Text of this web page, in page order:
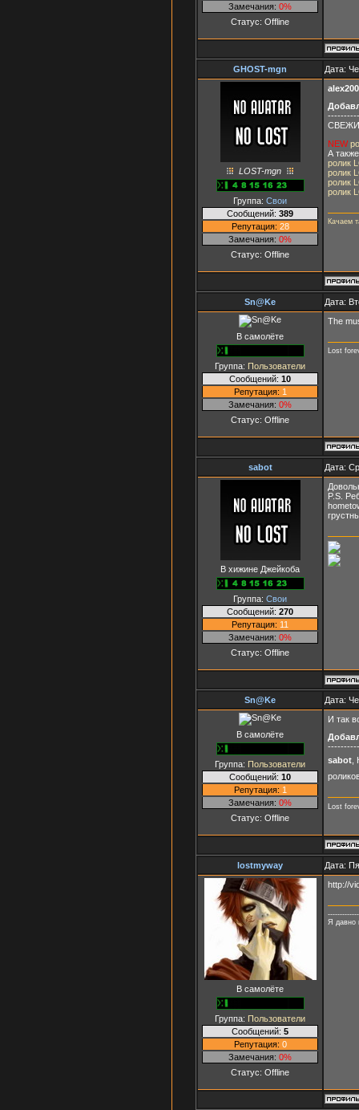
Замечания: 0%
Статус: Offline
GHOST-mgn Дата:
LOST-mgn
Группа: Свои
Сообщений: 389
Репутация: 28
Замечания: 0%
Статус: Offline
NEW
А
ролик
ролик
ролик
ролик
Качаем
Sn@Ke Дата:
В самолёте
Группа: Пользователи
Сообщений: 10
Репутация: 1
Замечания: 0%
Статус: Offline
The
Lost
sabot Дата:
В хижине Джейкоба
Группа: Свои
Сообщений: 270
Репутация: 11
Замечания: 0%
Статус: Offline
P.S.
Sn@Ke Дата:
В самолёте
Группа: Пользователи
Сообщений: 10
Репутация: 1
Замечания: 0%
Статус: Offline
И так
sabot,
Lost
lostmyway Дата:
В самолёте
Группа: Пользователи
Сообщений: 5
Репутация: 0
Замечания: 0%
Статус: Offline
http://
Я давно